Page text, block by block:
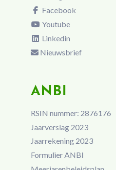
Facebook
Youtube
Linkedin
Nieuwsbrief
ANBI
RSIN nummer: 2876176
Jaarverslag 2023
Jaarrekening 2023
Formulier ANBI